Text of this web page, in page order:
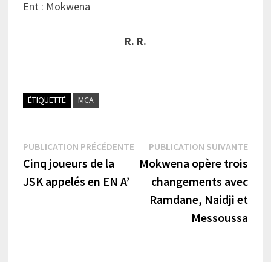
Ent : Mokwena
R. R.
ÉTIQUETTÉ MCA
Navigation
de
l’article
PUBLICATION PRÉCÉDENTEPublication
précédente :
Cinq joueurs de la
JSK appelés en EN A’
PUBLICATION SUIVANTE
Mokwena opère trois
changements avec
Ramdane, Naidji et
Messoussa